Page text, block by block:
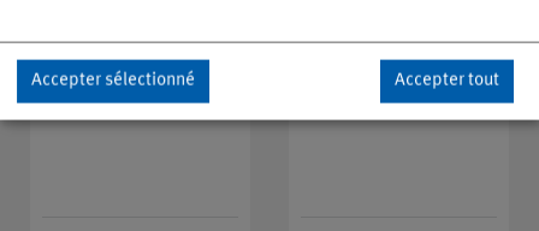
Accepter sélectionné Accepter tout